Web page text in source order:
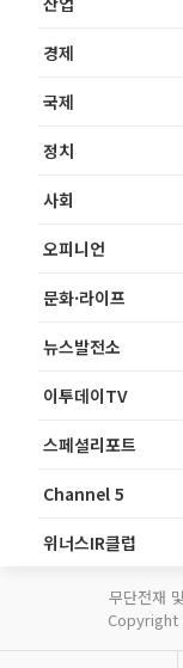
경제
국제
정치
사회
오피니언
문화·라이프
뉴스발전소
이투데이TV
스페셜리포트
Channel 5
위너스IR클럽
무단전재
Copyright